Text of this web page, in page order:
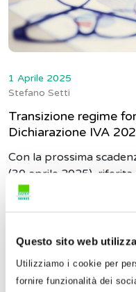
Questo sito web
Utilizziamo i cookie per
fornire funzionalità dei
1 Aprile 2025
Stefano Setti
Transizione regime
Dichiarazione IVA
Con la prossima
(30 aprile 2025), riferita